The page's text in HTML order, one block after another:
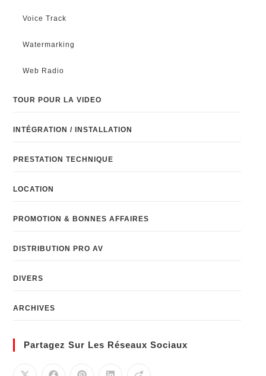
Voice Track
Watermarking
Web Radio
TOUR POUR LA VIDEO
INTÉGRATION / INSTALLATION
PRESTATION TECHNIQUE
LOCATION
PROMOTION & BONNES AFFAIRES
DISTRIBUTION PRO AV
DIVERS
ARCHIVES
Partagez Sur Les Réseaux Sociaux